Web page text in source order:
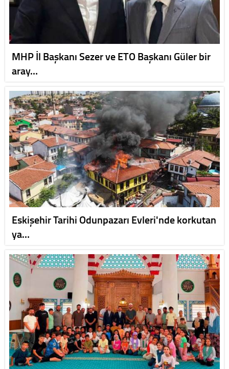
MHP İl Başkanı Sezer ve ETO Başkanı Güler bir
aray…
Eskişehir Tarihi Odunpazarı Evleri'nde korkutan
ya…